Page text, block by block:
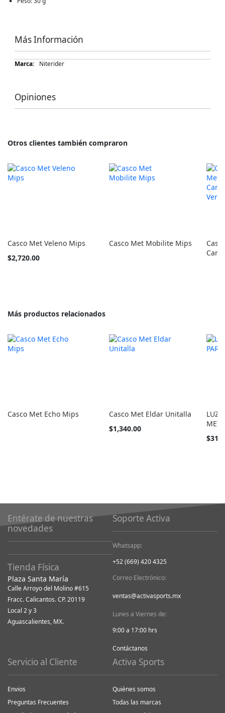
Más Información
Más
Niterider
Opiniones
Otros clientes también compraron
Casco Met Veleno Mips
Tan
$2,720.00
Casco Met Mobilite Mips
Más productos relacionados
Casco Met Echo Mips Casco Met Eldar Unitalla
Tan
$1,340.00
LUZ
MET
Entérate de nuestras
novedades
Tienda Física
Plaza Santa María
Calle Arroyo del Molino #615
Fracc. Calicantos. CP. 20119
Local 2 y 3
Aguascalientes, MX.
Soporte Activa
Whatsapp:
+52 (669) 420 4325
Correo Electrónico:
ventas@activasports.mx
Lunes a Viernes de:
9:00 a 17:00 hrs
Contáctanos
Servicio al Cliente
Envios
Preguntas Frecuentes
Activa Sports
Quiénes somos
Todas las marcas